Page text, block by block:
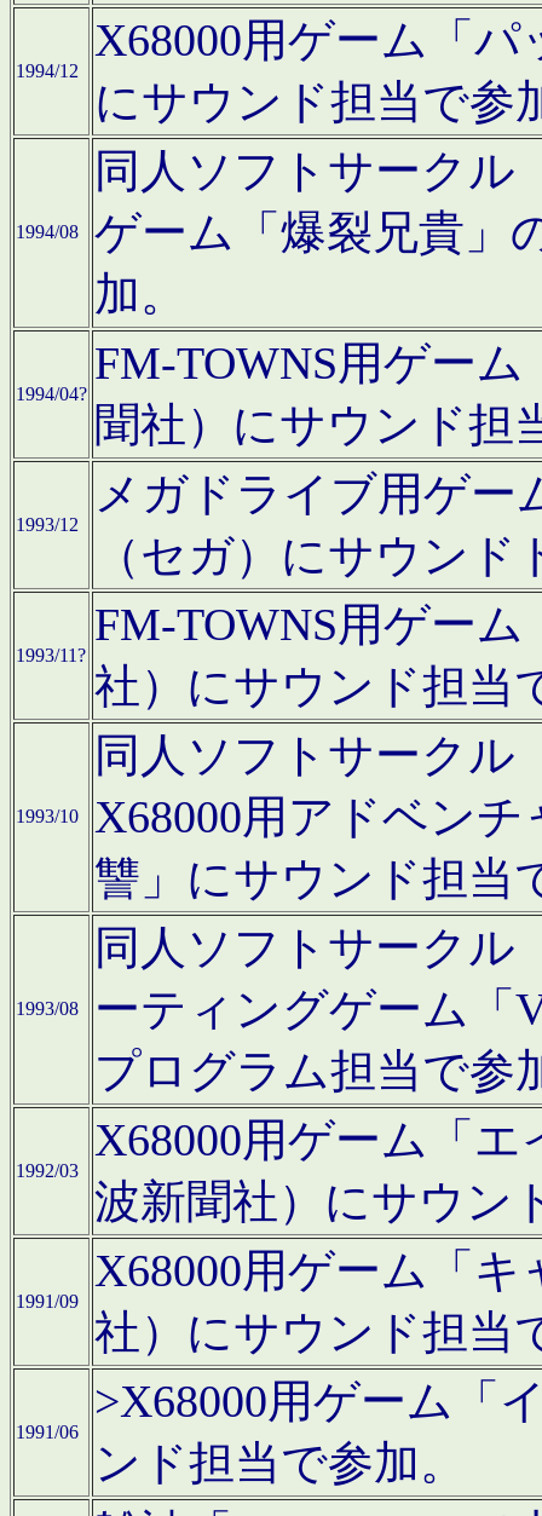
1994/12
X68000用ゲーム「
にサウンド担当で参
1994/08
同人ソフトサークル
ゲーム「爆裂兄貴」
加。
1994/04?
FM-TOWNS用ゲー
聞社）にサウンド担
1993/12
メガドライブ用ゲー
（セガ）にサウン
1993/11?
FM-TOWNS用ゲー
社）にサウンド担当
1993/10
同人ソフトサークル
X68000用アドベン
讐」にサウンド担当
1993/08
同人ソフトサークル
ーティングゲーム「
プログラム担当で参
1992/03
X68000用ゲーム「
波新聞社）にサウン
1991/09
X68000用ゲーム「
社）にサウンド担当
1991/06
>X68000用ゲーム「
ンド担当で参加。